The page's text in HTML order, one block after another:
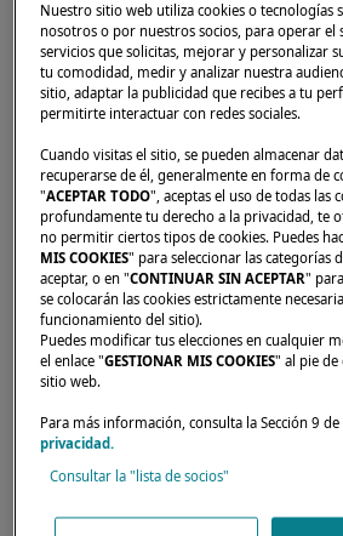
Inicio Concesionarios MASTER
Nuestros distribuidores
a sus expectativas y
asesorarán sobre el
Nuestro sitio web utiliza cookies o tecnologías
nosotros o por nuestros socios, para operar
servicios que solicitas, mejorar y personalizar
tu comodidad, medir y analizar nuestra
sitio, adaptar la publicidad que recibes a tu
permitirte interactuar con redes sociales.
Cuando visitas el sitio, se pueden almacenar
recuperarse de él, generalmente en forma de
"ACEPTAR TODO", aceptas el uso de todas las
profundamente tu derecho a la privacidad, te
no permitir ciertos tipos de cookies. Puedes
MIS COOKIES" para seleccionar las categorías
aceptar, o en "CONTINUAR SIN ACEPTAR"
se colocarán las cookies estrictamente
funcionamiento del sitio).
Puedes modificar tus elecciones en cualquier
el enlace "GESTIONAR MIS COOKIES" al pie de
sitio web.
Para más información, consulta la Sección 9
privacidad.
Consultar la "lista de socios"